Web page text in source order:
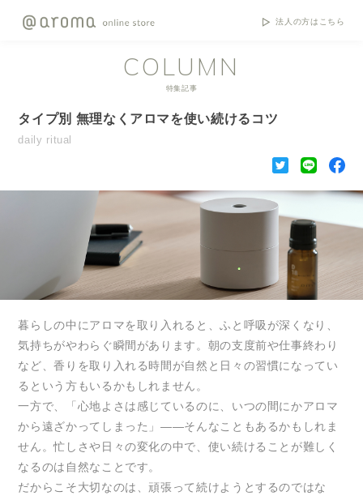
法人の方はこちら
COLUMN
特集記事
タイプ別 無理なくアロマを使い続けるコツ
daily ritual
暮らしの中にアロマを取り入れると、ふと呼吸が深くなり、
気持ちがやわらぐ瞬間があります。朝の支度前や仕事終わり
など、香りを取り入れる時間が自然と日々の習慣になってい
るという方もいるかもしれません。
一方で、「心地よさは感じているのに、いつの間にかアロマ
から遠ざかってしまった」——そんなこともあるかもしれま
せん。忙しさや日々の変化の中で、使い続けることが難しく
なるのは自然なことです。
だからこそ大切なのは、頑張って続けようとするのではな